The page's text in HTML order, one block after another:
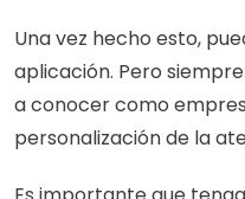
Una vez hecho esto,
aplicación. Pero
a conocer como
personalización de la